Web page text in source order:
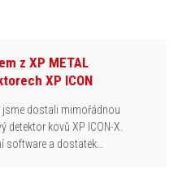
z XP METAL
XP ICON
jsme dostali mimořádnou
kovů XP ICON-X.
software a dostatek…